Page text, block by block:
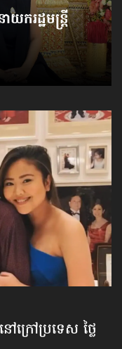
ករដ្ឋមន្ត្រី
ក្រៅ​ប្រទេស ថ្លៃ